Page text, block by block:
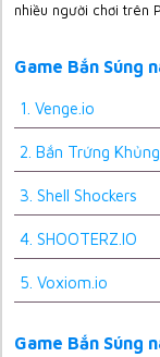
nhiều người chơi trên
Game Bắn Súng
1. Venge.io
2. Bắn Trứng
3. Shell Shockers
4. SHOOTERZ.IO
5. Voxiom.io
Game Bắn Súng